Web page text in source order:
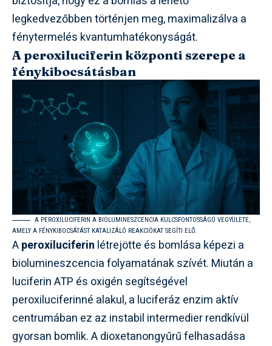
legkedvezőbben történjen meg, maximalizálva a
fénytermelés kvantumhatékonyságát.
A peroxiluciferin központi szerepe a
fénykibocsátásban
A PEROXILUCIFERIN A BIOLUMINESZCENCIA KULCSFONTOSSÁGÚ VEGYÜLETE,
AMELY A FÉNYKIBOCSÁTÁST KATALIZÁLÓ REAKCIÓKAT SEGÍTI ELŐ.
Aperoxiluciferin létrejötte és bomlása képezi a
biolumineszcencia folyamatának szívét. Miután a
luciferin ATP és oxigén segítségével
peroxiluciferinné alakul, a luciferáz enzim aktív
centrumában ez az instabil intermedier rendkívül
gyorsan bomlik. A dioxetanongyűrű felhasadása